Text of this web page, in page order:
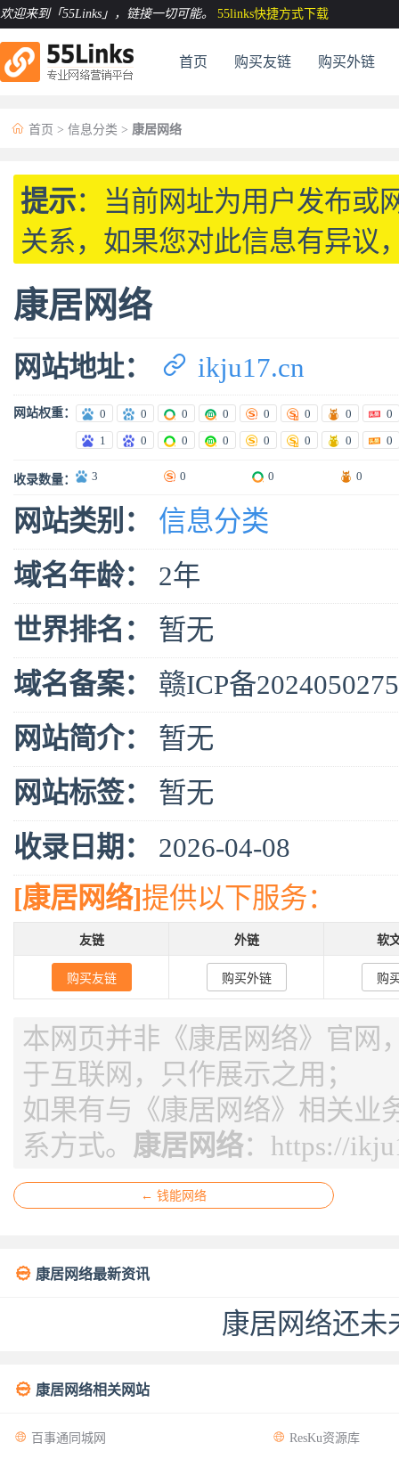
欢迎来到「55Links」 ，链接一切可能。 55links快捷方式下载
首页 购买友链 购买外链
 首页 > 信息分类 > 康居网络
提示：当前网址为用户发布或
关系，如果您对此信息有异议
康居网络
网站地址：  ikju17.cn
网站权重： 0 0 0 0 0 0 0
0
1
0 0 0 0 0 0 0
收录数量： 3 0 0 0
网站类别：
信息分类
域名年龄：
2年
世界排名：
暂无
域名备案：
赣ICP备
网站简介：
暂无
网站标签：
暂无
收录日期：
2026-04-08
[康居网络]提供以下服务：
友链 外链 软
购买友链 购买外链 购
本网页并非《康居网络》官网
于互联网，只作展示之用；
如果有与《康居网络》相关业
系方式。 康居网络： https://
← 钱能网络
 康居网络最新资讯
康居网络还未
 康居网络相关网站
 百事通同城网  ResKu资源库